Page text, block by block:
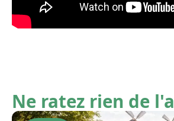
Ne ratez rien de